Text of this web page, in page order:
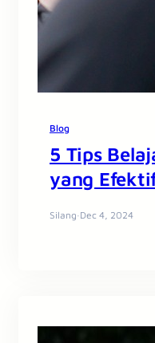
Blog
5 Tips
yang
Silang·Dec 4, 2024